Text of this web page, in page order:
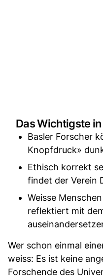
Das Wichtigste
Basler Forscher
Knopfdruck»
Ethisch korrekt
findet der Verein
Weisse
reflektiert mit
Wer schon einmal
weiss: Es ist keine
Forschende des